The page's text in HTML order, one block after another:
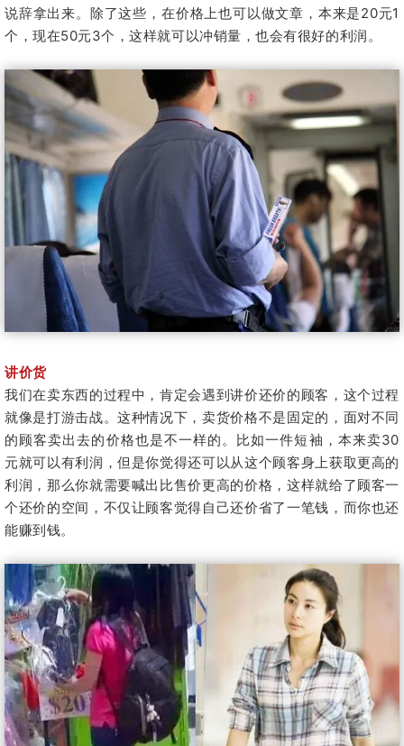
说辞拿出来。除了这些，在价格上也可以做文章，本来是20元1
个，现在50元3个，这样就可以冲销量，也会有很好的利润。
讲价货
我们在卖东西的过程中，肯定会遇到讲价还价的顾客，这个过程
就像是打游击战。这种情况下，卖货价格不是固定的，面对不同
的顾客卖出去的价格也是不一样的。比如一件短袖，本来卖30
元就可以有利润，但是你觉得还可以从这个顾客身上获取更高的
利润，那么你就需要喊出比售价更高的价格，这样就给了顾客一
个还价的空间，不仅让顾客觉得自己还价省了一笔钱，而你也还
能赚到钱。